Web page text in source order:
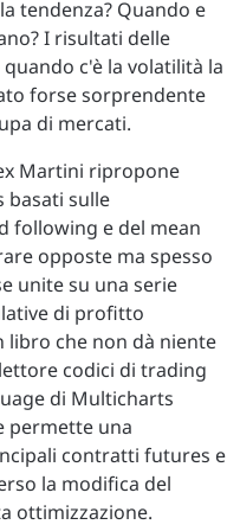
tendenza? Quando e
I risultati delle
c'è la volatilità la
forse sorprendente
di mercati.
Martini ripropone
basati sulle
following e del mean
opposte ma spesso
unite su una serie
di profitto
libro che non dà niente
codici di trading
di Multicharts
permette una
contratti futures e
la modifica del
ottimizzazione.